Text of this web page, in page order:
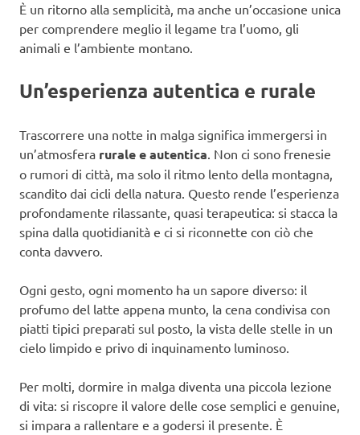
È un ritorno alla semplicità, ma anche un’occasione unica
per comprendere meglio il legame tra l’uomo, gli
animali e l’ambiente montano.
Un’esperienza autentica e rurale
Trascorrere una notte in malga significa immergersi in
un’atmosfera rurale e autentica. Non ci sono frenesie
o rumori di città, ma solo il ritmo lento della montagna,
scandito dai cicli della natura. Questo rende l’esperienza
profondamente rilassante, quasi terapeutica: si stacca la
spina dalla quotidianità e ci si riconnette con ciò che
conta davvero.
Ogni gesto, ogni momento ha un sapore diverso: il
profumo del latte appena munto, la cena condivisa con
piatti tipici preparati sul posto, la vista delle stelle in un
cielo limpido e privo di inquinamento luminoso.
Per molti, dormire in malga diventa una piccola lezione
di vita: si riscopre il valore delle cose semplici e genuine,
si impara a rallentare e a godersi il presente. È